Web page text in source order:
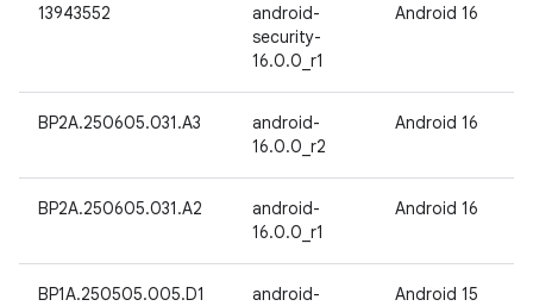
13943552
android-
security-
16.0.0_r1
Android 16
BP2A.250605.031.A3
android-
16.0.0_r2
Android 16
BP2A.250605.031.A2
android-
16.0.0_r1
Android 16
BP1A.250505.005.D1
android-
Android 15